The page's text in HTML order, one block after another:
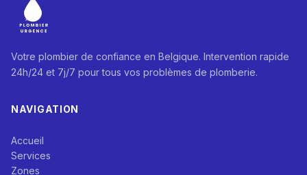
Votre plombier de confiance en Belgique. Intervention rapide
24h/24 et 7j/7 pour tous vos problèmes de plomberie.
NAVIGATION
Accueil
Services
Zones